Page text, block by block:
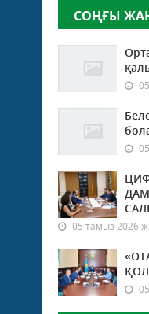
СОҢҒЫ
05 тамыз 2026 ж.